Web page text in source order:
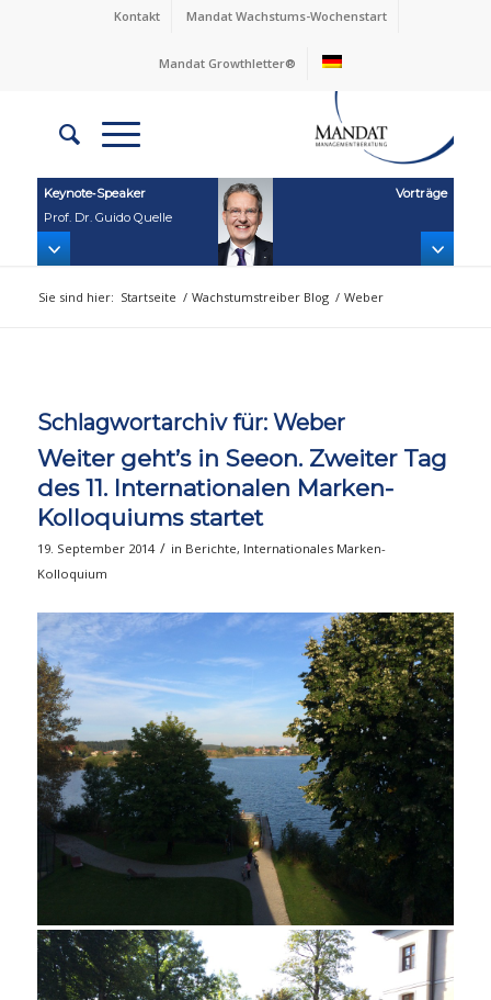
Kontakt Mandat Wachstums-Wochenstart
Mandat Growthletter®
Keynote‑Speaker
Prof. Dr. Guido Quelle
Vorträge
Sie sind hier: Startseite / Wachstumstreiber Blog / Weber
Schlagwortarchiv für: Weber
Weiter geht’s in Seeon. Zweiter Tag
des 11. Internationalen Marken-
Kolloquiums startet
19. September 2014 / in Berichte, Internationales Marken-
Kolloquium